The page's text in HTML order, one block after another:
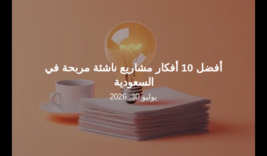
أفضل 10 أفكار مشاريع ناشئة مربحة في
السعودية
يوليو 30, 2026